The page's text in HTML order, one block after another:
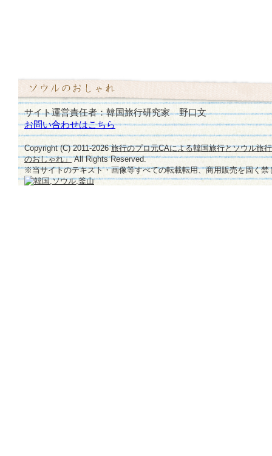
サイト運営責任者：韓国旅行研究家 野口文
お問い合わせはこちら
Copyright (C) 2011-2026旅行のプロ元CAによる韓国旅行とソウル旅
のおしゃれ」All Rights Reserved.
※当サイトのテキスト・画像等すべての転載転用、商用販売を固く禁